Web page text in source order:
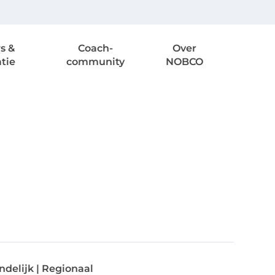
&
Coach-
community
Over
NOBCO
| Regionaal